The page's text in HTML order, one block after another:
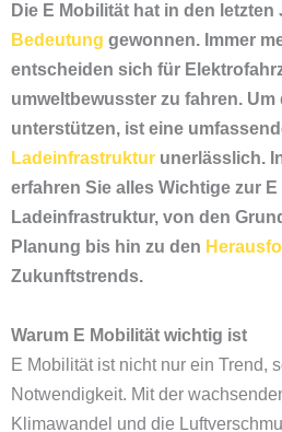
Die E Mobilität hat in den letzten
Bedeutung gewonnen. Immer
entscheiden sich für
umweltbewusster zu fahren.
unterstützen, ist eine
Ladeinfrastruktur unerlässlich.
erfahren Sie alles Wichtige zur
Ladeinfrastruktur, von den
Planung bis hin zu den
Zukunftstrends.
Warum E Mobilität wichtig ist
E Mobilität ist nicht nur ein Trend,
Notwendigkeit. Mit der
Klimawandel und die